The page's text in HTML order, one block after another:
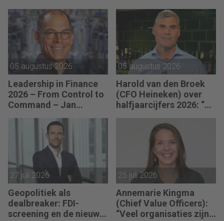
05 augustus 2026
Leadership in Finance
2026 – From Control to
Command – Jan
van The Protein
Brewery): “Je moet
vaak met relatief weinig
data toch knopen
doorhakken.”
05 augustus 2026
Harold van den Broek
(CFO Heineken) over
halfjaarcijfers 2026: “De
vooruitgang is
zichtbaar.”
27 juli 2026
Geopolitiek als
dealbreaker: FDI-
screening en de nieuwe
25 juli 2026
Annemarie Kingma
(Chief Value Officers):
“Veel organisaties zijn